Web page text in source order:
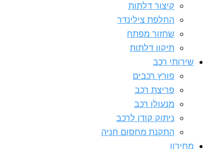
קיצור דלתות
החלפת צילינדר
שחזור מפתח
תיקון דלתות
שירותי רכב
פורץ רכבים
פריצת רכב
מנעולן רכב
ניתוק קודן לרכב
התקנת מחסום חניה
מחירון